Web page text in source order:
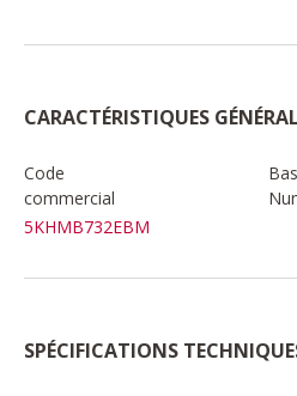
CARACTÉRISTIQUES
Code
commercial
5KHMB732EBM
SPÉCIFICATIONS